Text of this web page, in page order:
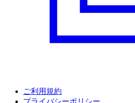
ご利用規約
プライバシーポリシー